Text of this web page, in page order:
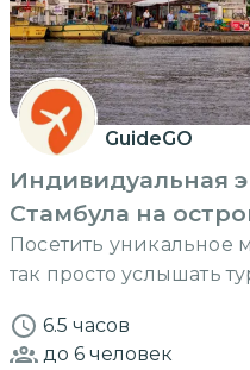
GuideGO
Индивидуальная
Стамбула на
Посетить уникальное
так просто услышать
6.5 часов
до 6 человек